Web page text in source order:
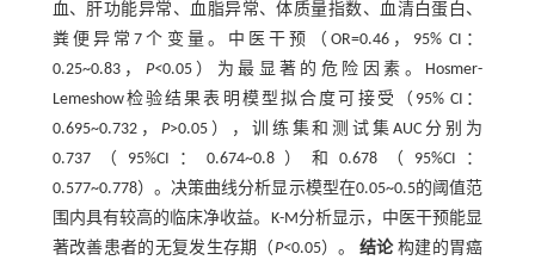
血、肝功能异常、血脂异常、体质量指数、血清白蛋白、
粪便异常7个变量。中医干预（OR=0.46，95% CI：
0.25~0.83， P<0.05）为最显著的危险因素。Hosmer-
Lemeshow检验结果表明模型拟合度可接受（95% CI：
0.695~0.732， P>0.05），训练集和测试集AUC分别为
0.737（95%CI：0.674~0.8）和0.678（95%CI：
0.577~0.778）。决策曲线分析显示模型在0.05~0.5的阈值范
围内具有较高的临床净收益。K-M分析显示，中医干预能显
著改善患者的无复发生存期（P<0.05）。结论构建的胃癌